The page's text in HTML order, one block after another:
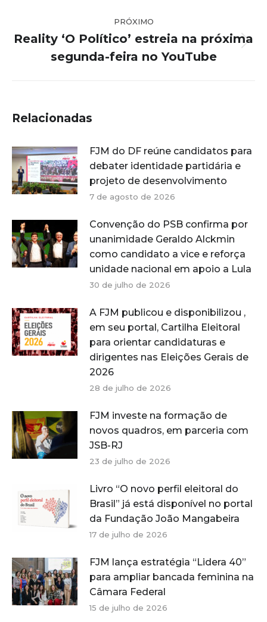
PRÓXIMO
post:
Reality ‘O Político’ estreia na próxima
segunda-feira no YouTube
Relacionadas
FJM do DF reúne candidatos para
debater identidade partidária e
projeto de desenvolvimento
7 de agosto de 2026
Convenção do PSB confirma por
unanimidade Geraldo Alckmin
como candidato a vice e reforça
unidade nacional em apoio a Lula
30 de julho de 2026
A FJM publicou e disponibilizou ,
em seu portal, Cartilha Eleitoral
para orientar candidaturas e
dirigentes nas Eleições Gerais de
2026
28 de julho de 2026
FJM investe na formação de
novos quadros, em parceria com
JSB-RJ
23 de julho de 2026
Livro “O novo perfil eleitoral do
Brasil” já está disponível no portal
da Fundação João Mangabeira
17 de julho de 2026
FJM lança estratégia “Lidera 40”
para ampliar bancada feminina na
Câmara Federal
15 de julho de 2026